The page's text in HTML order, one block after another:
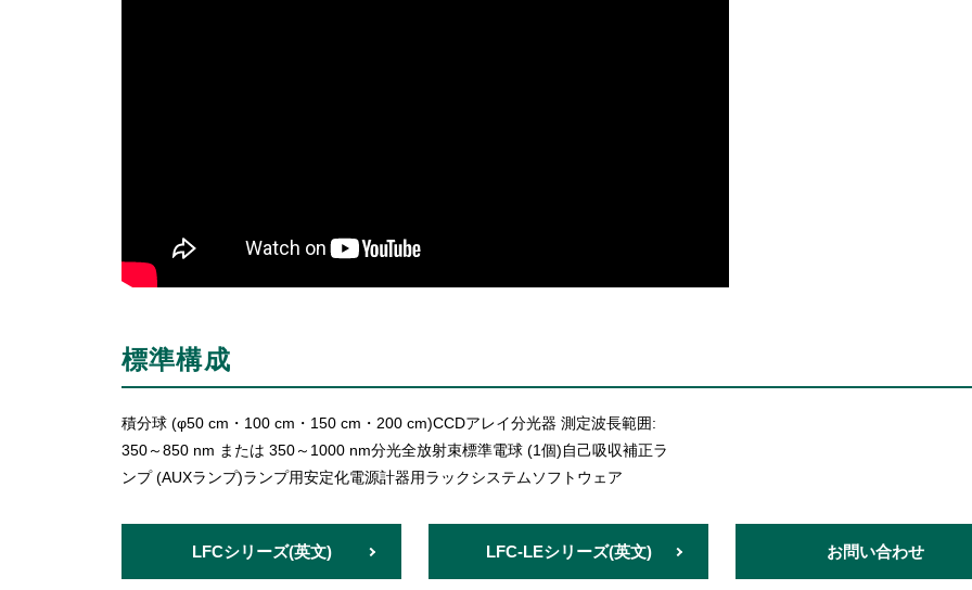
標準構成
積分球 (φ50 cm・100 cm・150 cm・200 cm)CCDアレイ分光器 測定波長範囲:
350～850 nm または 350～1000 nm分光全放射束標準電球 (1個)自己吸収補正ラ
ンプ (AUXランプ)ランプ用安定化電源計器用ラックシステムソフトウェア
LFCシリーズ(英文) LFC-LEシリーズ(英文) お問い合わせ